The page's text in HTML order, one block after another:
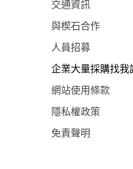
交通資訊
與楔石合作
人員招募
企業大量採購找我
網站使用條款
隱私權政策
免責聲明